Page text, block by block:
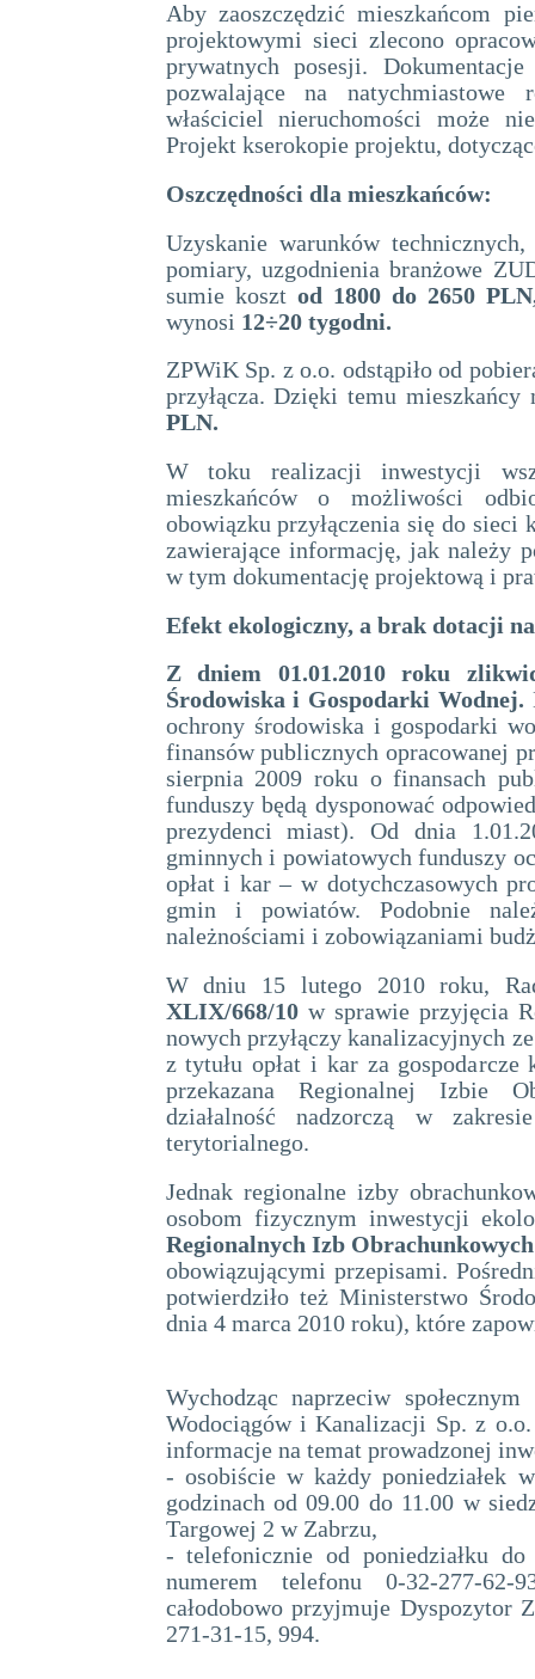
Aby zaoszczędzić mieszkańcom
projektowymi sieci zlecono
prywatnych posesji.
pozwalające na natychmiastowe
właściciel nieruchomości może
Projekt kserokopie projektu,
Oszczędności dla mieszkańców:
Uzyskanie warunków
pomiary, uzgodnienia branżowe
sumie koszt od 1800 do 2650
wynosi 12÷20 tygodni.
ZPWiK Sp. z o.o. odstąpiło od
przyłącza. Dzięki temu
PLN.
W toku realizacji inwestycji
mieszkańców o możliwości
obowiązku przyłączenia się do
zawierające informację, jak należy
w tym dokumentację projektową i
Efekt ekologiczny, a brak dotacji
Z dniem 01.01.2010 roku
Środowiska i Gospodarki Wodnej.
ochrony środowiska i gospodarki
finansów publicznych opracowanej
sierpnia 2009 roku o finansach
funduszy będą dysponować
prezydenci miast). Od dnia
gminnych i powiatowych funduszy
opłat i kar – w dotychczasowych
gmin i powiatów. Podobnie
należnościami i zobowiązaniami
W dniu 15 lutego 2010 roku,
XLIX/668/10w sprawie przyjęcia
nowych przyłączy kanalizacyjnych
z tytułu opłat i kar za gospodarcze
przekazana Regionalnej Izbie
działalność nadzorczą w
terytorialnego.
Jednak regionalne izby
osobom fizycznym inwestycji
Regionalnych Izb
obowiązującymi przepisami.
potwierdziło też Ministerstwo
dnia 4 marca 2010 roku), które
Wychodząc naprzeciw
Wodociągów i Kanalizacji Sp. z
informacje na temat prowadzonej
- osobiście w każdy poniedziałek
godzinach od 09.00 do 11.00 w
Targowej 2 w Zabrzu,
- telefonicznie od poniedziałku
numerem telefonu 0-32-277-
całodobowo przyjmuje Dyspozytor
271-31-15, 994.